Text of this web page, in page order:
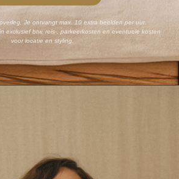
Je ontvangt max. 10 extra beelden per uur.
exclusief btw, reis-, parkeerkosten en eventuele kosten
voor locatie en styling.